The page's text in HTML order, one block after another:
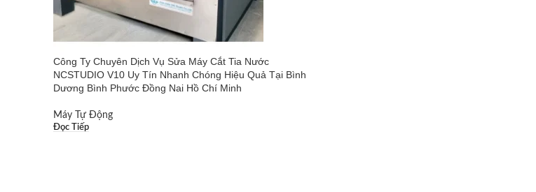
Công Ty Chuyên Dịch Vụ Sửa Máy Cắt Tia Nước
NCSTUDIO V10 Uy Tín Nhanh Chóng Hiệu Quả Tại Bình
Dương Bình Phước Đồng Nai Hồ Chí Minh
Máy Tự Động
Đọc Tiếp